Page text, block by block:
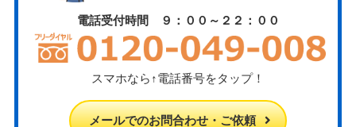
電話受付時間 ９：００～２２：００
スマホなら↑電話番号をタップ！
メールでのお問合わせ・ご依頼